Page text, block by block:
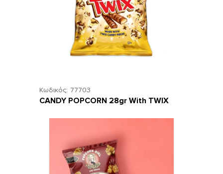
Κωδικός: 77703
CANDY POPCORN 28gr With TWIX